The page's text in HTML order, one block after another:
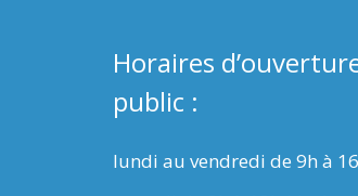
Horaires
public :
lundi au vendredi de 9h à